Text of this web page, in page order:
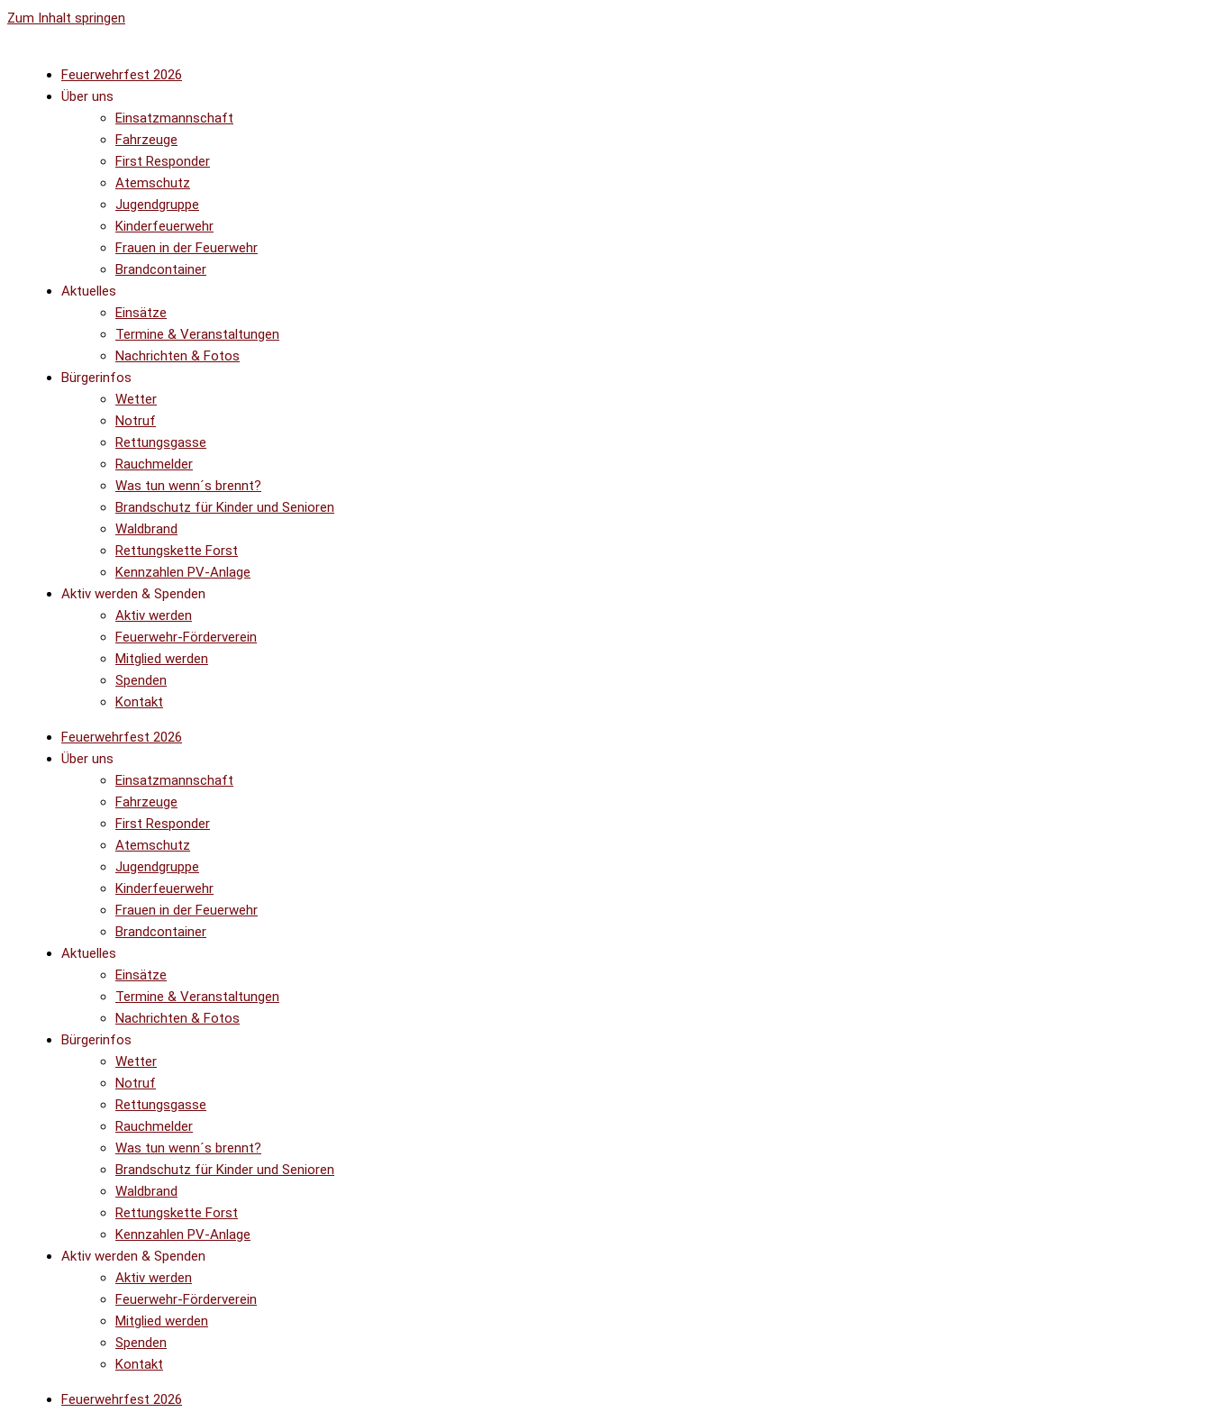
Zum Inhalt springen
Feuerwehrfest 2026
Über uns
Einsatzmannschaft
Fahrzeuge
First Responder
Atemschutz
Jugendgruppe
Kinderfeuerwehr
Frauen in der Feuerwehr
Brandcontainer
Aktuelles
Einsätze
Termine & Veranstaltungen
Nachrichten & Fotos
Bürgerinfos
Wetter
Notruf
Rettungsgasse
Rauchmelder
Was tun wenn´s brennt?
Brandschutz für Kinder und Senioren
Waldbrand
Rettungskette Forst
Kennzahlen PV-Anlage
Aktiv werden & Spenden
Aktiv werden
Feuerwehr-Förderverein
Mitglied werden
Spenden
Kontakt
Feuerwehrfest 2026
Über uns
Einsatzmannschaft
Fahrzeuge
First Responder
Atemschutz
Jugendgruppe
Kinderfeuerwehr
Frauen in der Feuerwehr
Brandcontainer
Aktuelles
Einsätze
Termine & Veranstaltungen
Nachrichten & Fotos
Bürgerinfos
Wetter
Notruf
Rettungsgasse
Rauchmelder
Was tun wenn´s brennt?
Brandschutz für Kinder und Senioren
Waldbrand
Rettungskette Forst
Kennzahlen PV-Anlage
Aktiv werden & Spenden
Aktiv werden
Feuerwehr-Förderverein
Mitglied werden
Spenden
Kontakt
Feuerwehrfest 2026